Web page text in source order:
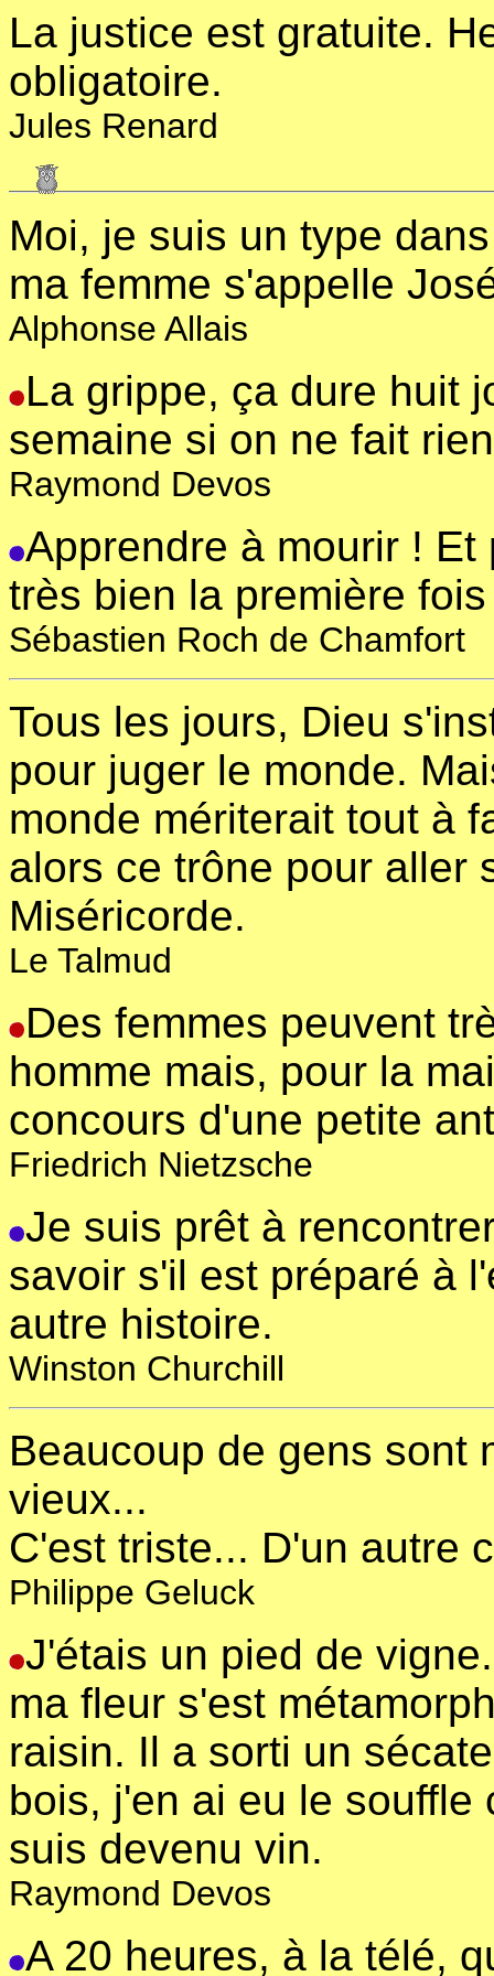
La justice est gratuite.
obligatoire.
Jules Renard
Moi, je suis un type
ma femme s'appelle
Alphonse Allais
La grippe, ça dure huit
semaine si on ne fait
Raymond Devos
Apprendre à mourir !
très bien la première
Sébastien Roch de Chamfort
Tous les jours, Dieu
pour juger le monde.
monde mériterait tout à
alors ce trône pour aller
Miséricorde.
Le Talmud
Des femmes peuvent
homme mais, pour la
concours d'une petite
Friedrich Nietzsche
Je suis prêt à
savoir s'il est préparé à
autre histoire.
Winston Churchill
Beaucoup de gens sont
vieux...
C'est triste... D'un autre
Philippe Geluck
J'étais un pied de
ma fleur s'est
raisin. Il a sorti un
bois, j'en ai eu le
suis devenu vin.
Raymond Devos
A 20 heures, à la télé,